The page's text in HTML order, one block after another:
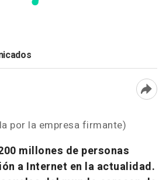
por la empresa firmante)
millones de personas
a Internet en la actualidad.